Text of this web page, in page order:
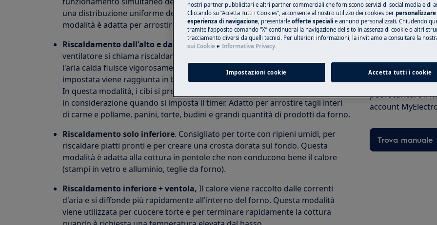
una distribuzione uniforme del calore e una convezione naturale. Questa
modalità è adatta per arrostire verdure, arrosti ripieni e cotture in teglia.
Riscaldamento dall'alto e dal basso + ventola. Il riscaldamento con un
ventilatore si chiama riscaldamento a convezione. Quando la turbina ruota,
l'aria calda fluisce vigorosamente attraverso il forno, la temperatura
impostata viene raggiunta in breve tempo e il cibo viene rosolato su tutti i lati.
In questa modalità, i cibi si preparano il 30% più velocemente, il che va tenuto
in considerazione quando si imposta il timer. Adatto per arrostire tagli interi
di carne e pollame, panini, torte, budini e grandi quantità di prodotti da forno.
Riscaldamento solo inferiore. Consigliato per torte con ripieni umidi, per
riscaldare piatti pronti e per creare una crosta dorata sul fondo. Questa
modalità è adatta alla cottura in pentole che non conducono bene il calore
(stampi in vetro e alluminio, teglie da forno).
Riscaldamento inferiore + ventola, Il calore viene raccolto dalle correnti
d'aria e si diffonde più rapidamente all'interno del forno. Questa modalità
viene utilizzata per cuocere torte e per terminare rapidamente la cottura
Shop online
Risolvi i problemi
documenti utili
puoi scaricare il
account
Trova manuale
nostri partner pubblicitari e altri partner commerciali che forniscono servizi di social media e di
Cliccando su “Accetta Tutti i Cookies”, acconsente al nostro utilizzo dei cookies per personalizzare
esperienza di navigazione , presentarle offerte speciali e annunci personalizzati. Chiudendo
tramite l’apposito comando “X” continuerai la navigazione del sito in assenza di cookie o altri
tracciamento diversi da quelli tecnici. Per ulteriori informazioni, la invitiamo a consultare la
sui Cookie e Informativa Privacy.
Impostazioni cookie Accetta tutti i cookie